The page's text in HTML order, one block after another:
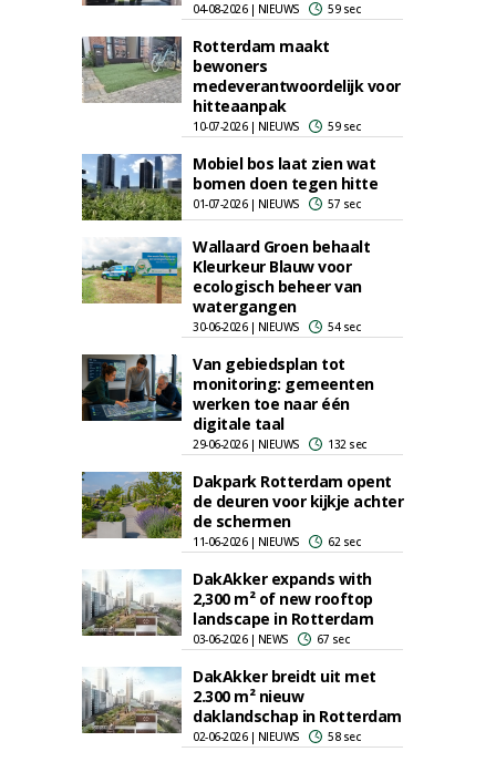
04-08-2026 | NIEUWS 59 sec
Rotterdam maakt
bewoners
medeverantwoordelijk voor
hitteaanpak
10-07-2026 | NIEUWS 59 sec
Mobiel bos laat zien wat
bomen doen tegen hitte
01-07-2026 | NIEUWS 57 sec
Wallaard Groen behaalt
Kleurkeur Blauw voor
ecologisch beheer van
watergangen
30-06-2026 | NIEUWS 54 sec
Van gebiedsplan tot
monitoring: gemeenten
werken toe naar één
digitale taal
29-06-2026 | NIEUWS 132 sec
Dakpark Rotterdam opent
de deuren voor kijkje achter
de schermen
11-06-2026 | NIEUWS 62 sec
DakAkker expands with
2,300 m² of new rooftop
landscape in Rotterdam
03-06-2026 | NEWS 67 sec
DakAkker breidt uit met
2.300 m² nieuw
daklandschap in Rotterdam
02-06-2026 | NIEUWS 58 sec